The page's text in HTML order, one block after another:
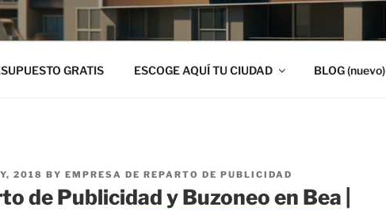
GRATIS ESCOGE AQUÍ TU CIUDAD BLOG (nuevo)
2018 BY EMPRESA DE REPARTO DE PUBLICIDAD
de Publicidad y Buzoneo en Bea |